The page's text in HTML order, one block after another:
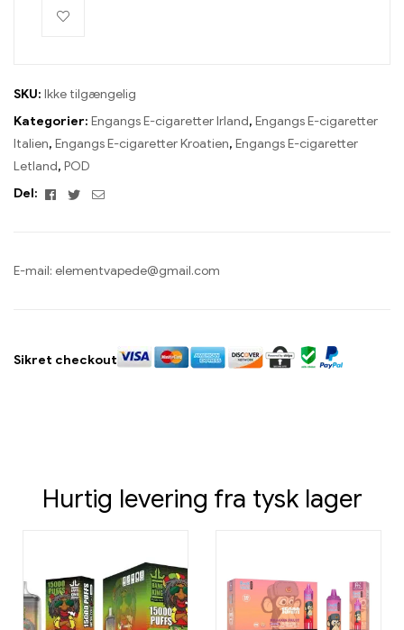
SKU: Ikke tilgængelig
Kategorier: Engangs E-cigaretter Irland, Engangs E-cigaretter
Italien, Engangs E-cigaretter Kroatien, Engangs E-cigaretter
Letland, POD
Del:
Facebook
Twitter
E-
E-mail: elementvapede@gmail.com
Sikret checkout
Hurtig levering fra tysk lager